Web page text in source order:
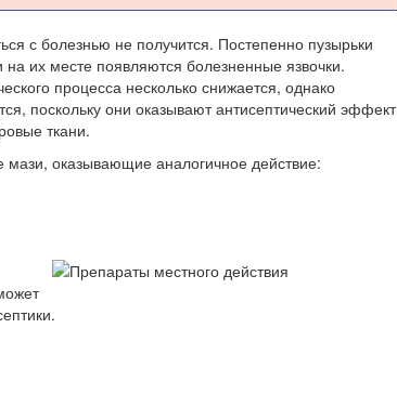
с болезнью не получится. Постепенно пузырьки
их месте появляются болезненные язвочки.
процесса несколько снижается, однако
поскольку они оказывают антисептический эффект
ткани.
оказывающие аналогичное действие: